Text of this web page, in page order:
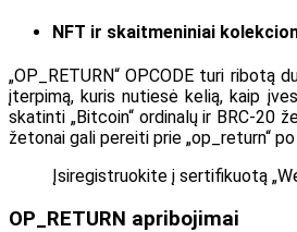
NFT ir skaitmeniniai
„OP_RETURN“ OPCODE turi ribotą
įterpimą, kuris nutiesė kelią, kaip
skatinti „Bitcoin“ ordinalų ir BRC-20
žetonai gali pereiti prie „op_return“
Įsiregistruokite į sertifikuotą
OP_RETURN apribojimai